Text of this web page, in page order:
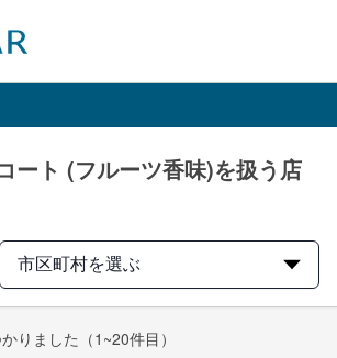
ート (フルーツ香味)を扱う店
市区町村を選ぶ
りました （1~20件目）